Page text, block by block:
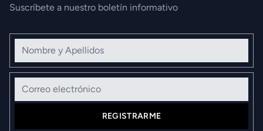
Suscríbete a nuestro boletín informativo
Nombre y Apellidos
Correo electrónico
REGISTRARME